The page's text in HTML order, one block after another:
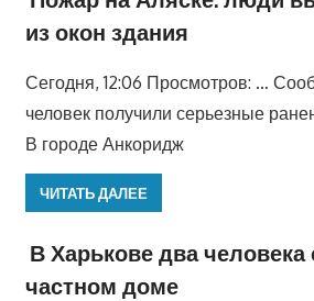
из окон здания
Сегодня, 12:06 Просмотров: …
человек получили серьезные
В городе Анкоридж
ЧИТАТЬ ДАЛЕЕ
В Харькове два человека
частном доме